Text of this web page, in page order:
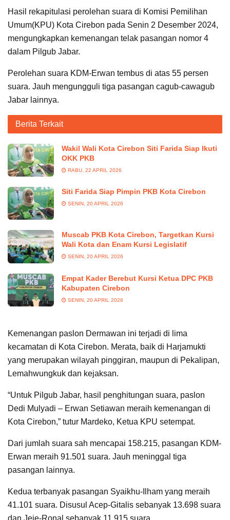
Hasil rekapitulasi perolehan suara di Komisi Pemilihan
Umum(KPU) Kota Cirebon pada Senin 2 Desember 2024,
mengungkapkan kemenangan telak pasangan nomor 4
dalam Pilgub Jabar.
Perolehan suara KDM-Erwan tembus di atas 55 persen
suara. Jauh mengungguli tiga pasangan cagub-cawagub
Jabar lainnya.
Berita Terkait
Wakil Wali Kota Cirebon Siti Farida Siap Ikuti
OKK PKB
RABU, 22 APRIL 2026
Siti Farida Siap Pimpin PKB Kota Cirebon
SENIN, 20 APRIL 2026
Muscab PKB Kota Cirebon, Targetkan Kursi
Wali Kota dan Enam Kursi Legislatif
SENIN, 20 APRIL 2026
Empat Kader Berebut Kursi Ketua DPC PKB
Kabupaten Cirebon
SENIN, 20 APRIL 2026
Kemenangan paslon Dermawan ini terjadi di lima
kecamatan di Kota Cirebon. Merata, baik di Harjamukti
yang merupakan wilayah pinggiran, maupun di Pekalipan,
Lemahwungkuk dan kejaksan.
“Untuk Pilgub Jabar, hasil penghitungan suara, paslon
Dedi Mulyadi – Erwan Setiawan meraih kemenangan di
Kota Cirebon,” tutur Mardeko, Ketua KPU setempat.
Dari jumlah suara sah mencapai 158.215, pasangan KDM-
Erwan meraih 91.501 suara. Jauh meninggal tiga
pasangan lainnya.
Kedua terbanyak pasangan Syaikhu-Ilham yang meraih
41.101 suara. Disusul Acep-Gitalis sebanyak 13.698 suara
dan Jeje-Ronal sebanyak 11.915 suara.